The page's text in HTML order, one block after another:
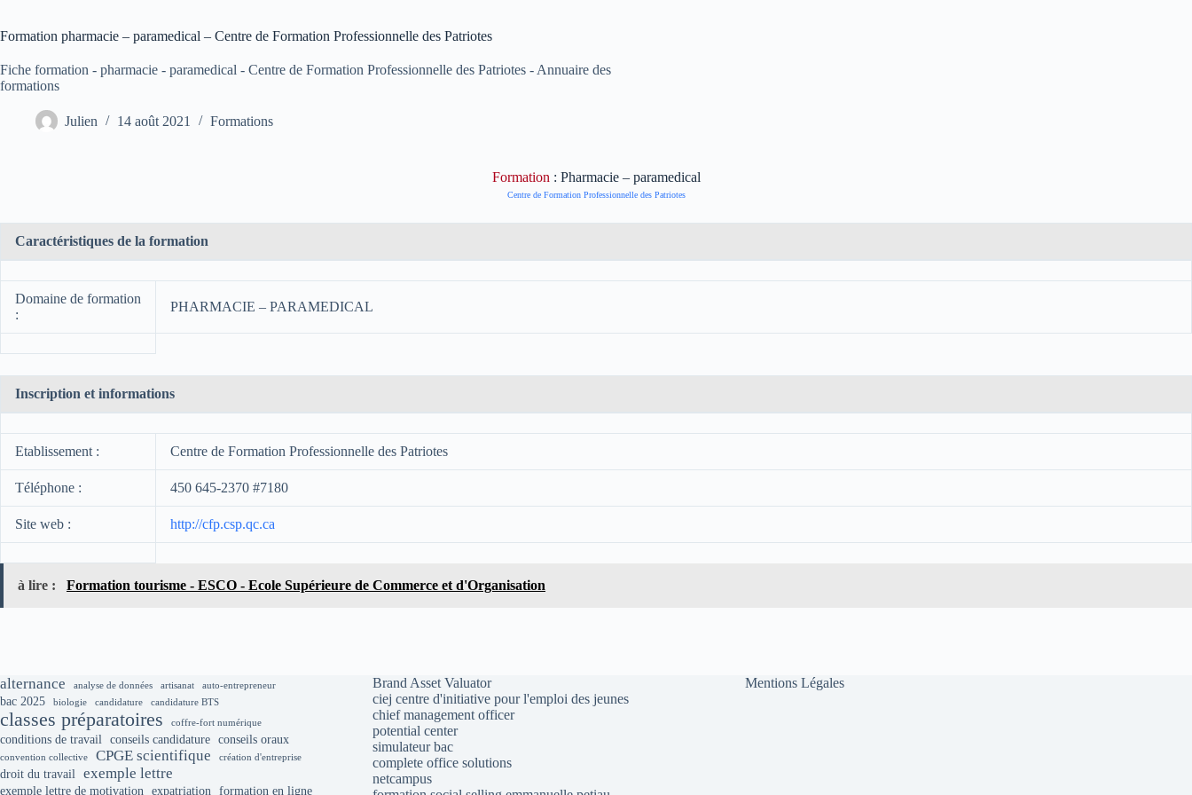
Formation pharmacie – paramedical – Centre de Formation Professionnelle des Patriotes
Fiche formation - pharmacie - paramedical - Centre de Formation Professionnelle des Patriotes - Annuaire des
formations
Julien 14 août 2021 Formations
Formation : Pharmacie – paramedical
Centre de Formation Professionnelle des Patriotes
Caractéristiques de la formation
Domaine de formation
:
PHARMACIE – PARAMEDICAL
Inscription et informations
Etablissement : Centre de Formation Professionnelle des Patriotes
Téléphone : 450 645-2370 #7180
Site web : http://cfp.csp.qc.ca
à lire : Formation tourisme - ESCO - Ecole Supérieure de Commerce et d'Organisation
alternance analyse de données artisanat auto-entrepreneur
bac 2025 biologie candidature candidature BTS
classes préparatoires coffre-fort numérique
conditions de travail conseils candidature conseils oraux
convention collective CPGE scientifique création d'entreprise
droit du travail exemple lettre
exemple lettre de motivation expatriation formation en ligne
Brand Asset Valuator
ciej centre d'initiative pour l'emploi des jeunes
chief management officer
potential center
simulateur bac
complete office solutions
netcampus
Mentions Légales